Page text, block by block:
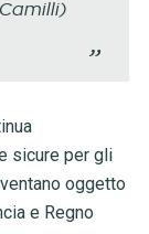
sicure per gli
oggetto
e Regno